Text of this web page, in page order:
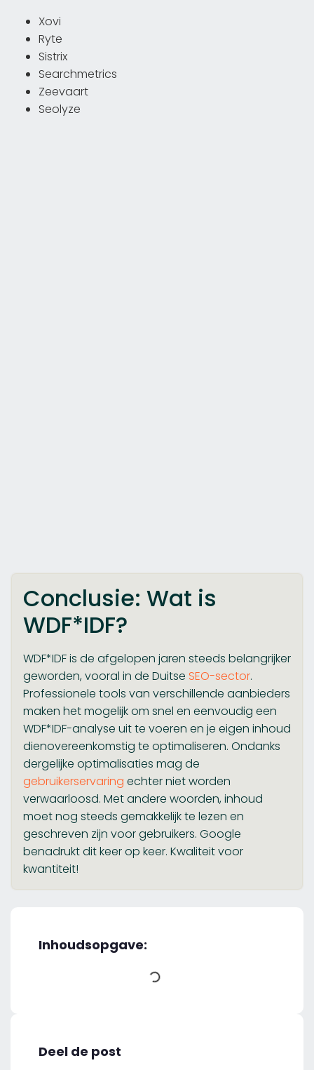
Xovi
Ryte
Sistrix
Searchmetrics
Zeevaart
Seolyze
Conclusie: Wat is
WDF*IDF?
WDF*IDF is de afgelopen jaren steeds belangrijker
geworden, vooral in de Duitse SEO-sector.
Professionele tools van verschillende aanbieders
maken het mogelijk om snel en eenvoudig een
WDF*IDF-analyse uit te voeren en je eigen inhoud
dienovereenkomstig te optimaliseren. Ondanks
dergelijke optimalisaties mag de
gebruikerservaring echter niet worden
verwaarloosd. Met andere woorden, inhoud
moet nog steeds gemakkelijk te lezen en
geschreven zijn voor gebruikers. Google
benadrukt dit keer op keer. Kwaliteit voor
kwantiteit!
Inhoudsopgave:
Deel de post